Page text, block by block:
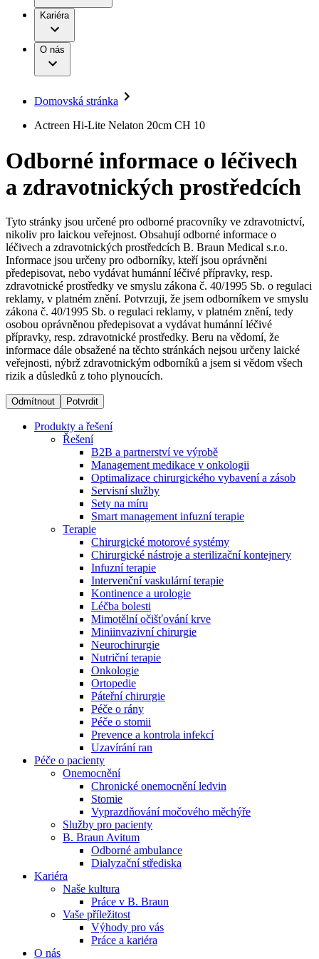
Léčba bolesti
Mimotělní očišťování krve
Neurochirurgie
Onkologie
Ortopedie
Páteřní chirurgie
Péče o rány
Prevence a kontrola infekcí
Uzavírání ran
Řešení
Terapie
Produktový katalog​
Objevte naše produkty. Navštivte produktový katalog B.
Braun s našim kompletním produktovým portfoliem.
Onemocnění
B. Braun Avitum
Dialyzační střediska​
B. Braun Avitum poskytuje kvalitní dialyzační péči ve všech
svých střediscích v České republice. Více informací se
dozvíte na stránkách jednotlivých středisek.
Odborné ambulance
Naše specializované ambulance jsou tu pro vás. Zvolte
specializaci a město, které potřebujete, a objednejte se do naší
ambulance.
Práce a kariéra
Naše kultura
Vaše příležitost​
Nabídky pracovních míst
Objevte své kariérní příležitosti ​v B. Braun. Vyhledejte náš trh
práce​ pro zajímavé pozice.​
Odpovědnost
Média
Tiskové zprávy
Kontakt
Kontaktní formulář
Registrace k odběru newsletteru
Odpovědnost
Média
Kontakt
Zůstaňte v dialogu s B. Braun. ​Kontaktujte nás.​
Kariéra
O nás
Domovská stránka
Actreen Hi-Lite Nelaton 20cm CH 10
Odborné informace o léčivech
a zdravotnických prostředcích
Tyto stránky jsou určené pro odborné pracovníky ve zdravotnictví,
nikoliv pro laickou veřejnost. Obsahují odborné informace o
léčivech a zdravotnických prostředcích B. Braun Medical s.r.o.
Informace jsou určeny pro odborníky, kteří jsou oprávněni
předepisovat, nebo vydávat humánní léčivé přípravky, resp.
zdravotnické prostředky ve smyslu zákona č. 40/1995 Sb. o regulaci
reklamy, v platném znění. Potvrzuji, že jsem odborníkem ve smyslu
zákona č. 40/1995 Sb. o regulaci reklamy, v platném znění, tedy
osobou oprávněnou předepisovat a vydávat humánní léčivé
přípravky, resp. zdravotnické prostředky. Beru na vědomí, že
informace dále obsažené na těchto stránkách nejsou určeny laické
veřejnosti, nýbrž zdravotnickým odborníků a jsem si vědom všech
rizik a důsledků z toho plynoucích.
Odmítnout Potvrdit
Produkty a řešení
Řešení
B2B a partnerství ve výrobě
Management medikace v onkologii
Optimalizace chirurgického vybavení a zásob
Servisní služby
Sety na míru
Smart management infuzní terapie​
Terapie
Chirurgické motorové systémy
Chirurgické nástroje a sterilizační kontejnery
Infuzní terapie
Intervenční vaskulární terapie
Kontinence a urologie
Léčba bolesti
Mimotělní očišťování krve
Miniinvazivní chirurgie
Neurochirurgie
Nutriční terapie
Onkologie
Ortopedie
Páteřní chirurgie
Péče o rány
Péče o stomii
Prevence a kontrola infekcí
Uzavírání ran
Péče o pacienty
Onemocnění
Chronické onemocnění ledvin
Stomie
Vyprazdňování močového měchýře
Služby pro pacienty
B. Braun Avitum
Odborné ambulance
Dialyzační střediska
Kariéra
Naše kultura
Práce v B. Braun
Vaše příležitost​
Výhody pro vás
Práce a kariéra
O nás